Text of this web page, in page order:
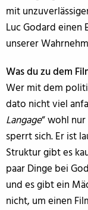
mit
Luc Godard einen
unserer
Was du zu dem
Wer mit dem
dato nicht viel
Langage“ wohl
sperrt sich. Er ist
Struktur gibt es
paar Dinge bei
und es gibt ein
nicht, um einen